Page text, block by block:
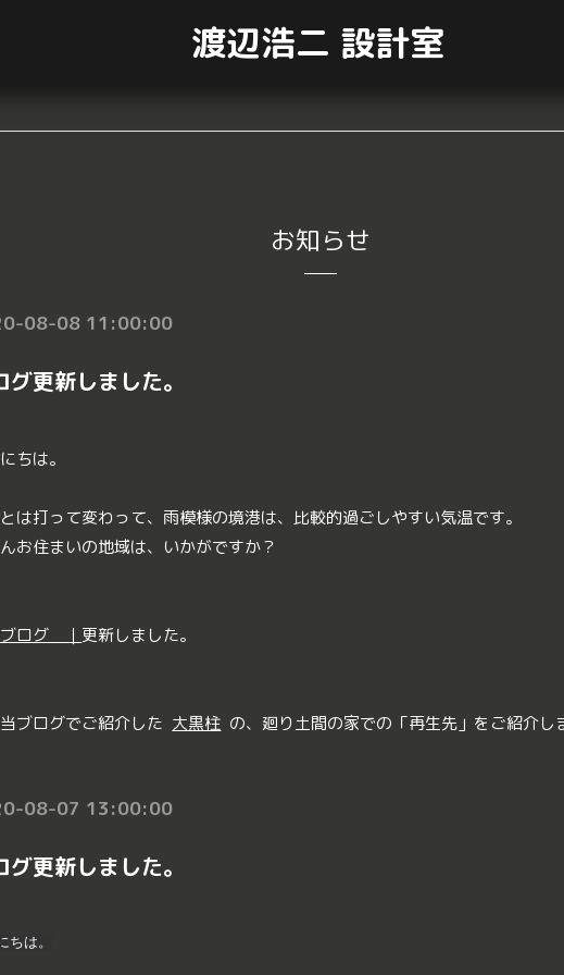
渡辺浩二 設計室
お知らせ
08-08 11:00:00
グ更新しました。
ちは。
は打って変わって、雨模様の境港は、比較的過ごしやすい気温です。
お住まいの地域は、いかがですか？
ログ ｜ 更新しました。
ブログでご紹介した 大黒柱 の、廻り土間の家での「再生先」をご紹介し
08-07 13:00:00
グ更新しました。
ちは。